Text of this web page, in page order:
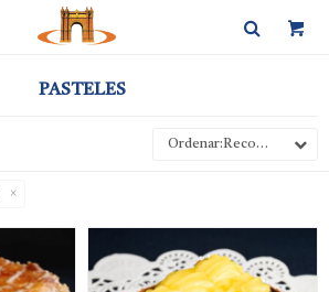
PASTELES
Recomendados